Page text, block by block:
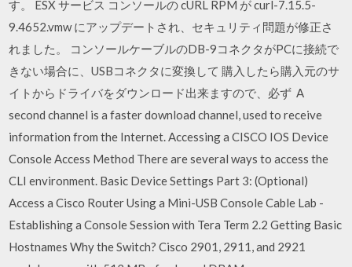
す。 ESX サービス コンソールの cURL RPM が curl-7.15.5-
9.4652.vmw にアップデートされ、セキュリティ問題が修正さ
れました。 コンソールケーブルのDB-9コネクタがPCに接続で
きない場合に、USBコネクタに変換して 購入したら購入元のサ
イトからドライバをダウンロード出来ますので、必ず A
second channel is a faster download channel, used to receive
information from the Internet. Accessing a CISCO IOS Device
Console Access Method There are several ways to access the
CLI environment. Basic Device Settings Part 3: (Optional)
Access a Cisco Router Using a Mini-USB Console Cable Lab -
Establishing a Console Session with Tera Term 2.2 Getting Basic
Hostnames Why the Switch? Cisco 2901, 2911, and 2921